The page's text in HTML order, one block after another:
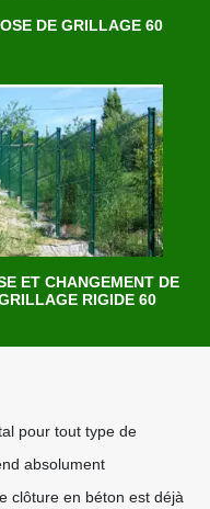
DE GRILLAGE 60
ET CHANGEMENT DE
RIGIDE 60
pour tout type de
absolument
clôture en béton est déjà